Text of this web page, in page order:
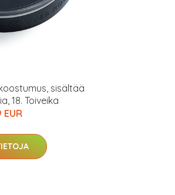
sisältää
18. Toiveika
EUR